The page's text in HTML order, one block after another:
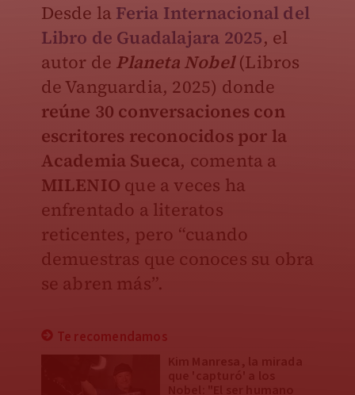
Desde la Feria Internacional del
Libro de Guadalajara 2025, el
autor de Planeta Nobel(Libros
de Vanguardia, 2025) donde
reúne 30 conversaciones con
escritores reconocidos por la
Academia Sueca, comenta a
MILENIO que a veces ha
enfrentado a literatos
reticentes, pero “cuando
demuestras que conoces su obra
se abren más”.
Te recomendamos
Kim Manresa, la mirada